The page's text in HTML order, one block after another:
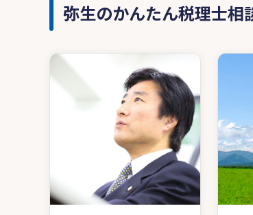
弥生のかんたん税理士相